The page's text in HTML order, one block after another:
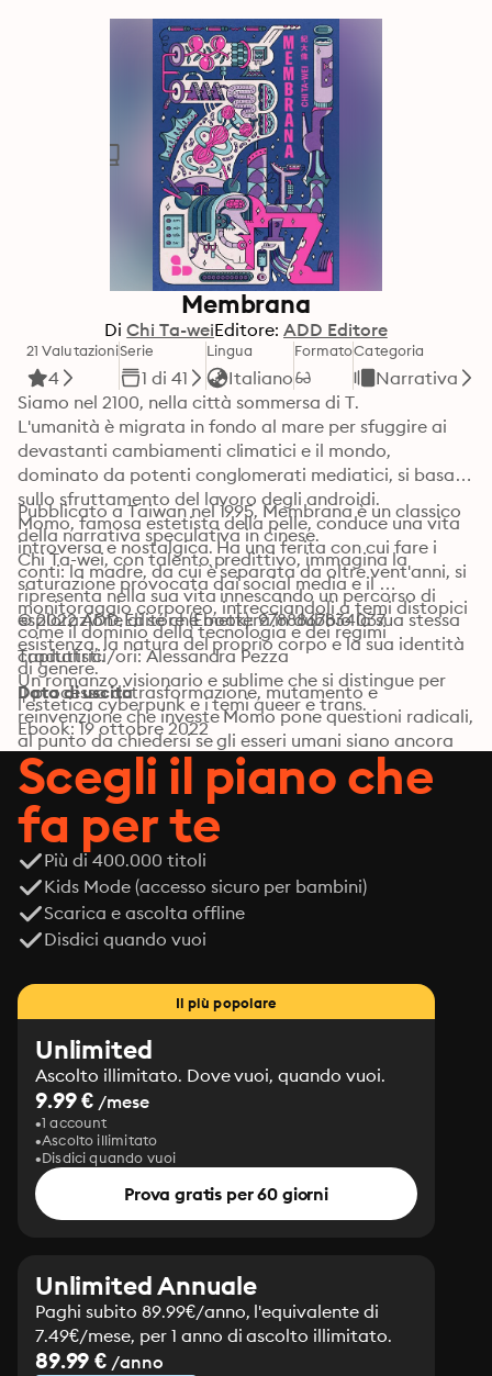
Membrana
Di Chi Ta-weiEditore: ADD Editore
21 Valutazioni
4
Serie
1 di 41
Lingua
Italiano
FormatoCategoria
Narrativa
Siamo nel 2100, nella città sommersa di T.
L'umanità è migrata in fondo al mare per sfuggire ai
devastanti cambiamenti climatici e il mondo,
dominato da potenti conglomerati mediatici, si basa
sullo sfruttamento del lavoro degli androidi.
Momo, famosa estetista della pelle, conduce una vita
introversa e nostalgica. Ha una ferita con cui fare i
conti: la madre, da cui è separata da oltre vent'anni, si
ripresenta nella sua vita innescando un percorso di
esplorazione di sé che metterà in dubbio la sua stessa
esistenza, la natura del proprio corpo e la sua identità
di genere.
Il processo di trasformazione, mutamento e
reinvenzione che investe Momo pone questioni radicali,
al punto da chiedersi se gli esseri umani siano ancora
padroni della propria memoria e del proprio futuro.
Pubblicato a Taiwan nel 1995, Membrana è un classico
della narrativa speculativa in cinese.
Chi Ta-wei, con talento predittivo, immagina la
saturazione provocata dai social media e il
monitoraggio corporeo, intrecciandoli a temi distopici
come il dominio della tecnologia e dei regimi
capitalisti.
Un romanzo visionario e sublime che si distingue per
l'estetica cyberpunk e i temi queer e trans.
© 2022 ADD Editore (Ebook): 9788867834037
Traduttrici/ori: Alessandra Pezza
Data di uscita
Ebook: 19 ottobre 2022
Scegli il piano che
fa per te
Più di 400.000 titoli
Kids Mode (accesso sicuro per bambini)
Scarica e ascolta offline
Disdici quando vuoi
Il più popolare
Unlimited
Ascolto illimitato. Dove vuoi, quando vuoi.
9.99 € /mese
1 account
Ascolto illimitato
Disdici quando vuoi
Prova gratis per 60 giorni
Unlimited Annuale
Paghi subito 89.99€/anno, l'equivalente di
7.49€/mese, per 1 anno di ascolto illimitato.
89.99 € /anno